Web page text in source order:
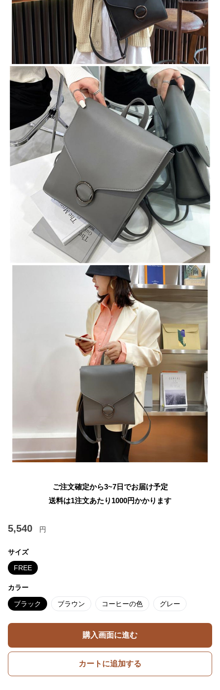
ご注文確定から3~7日でお届け予定
送料は1注文あたり 1000円かかります
5,540 円
サイズ
FREE
カラー
ブラック ブラウン コーヒーの色 グレー
購入画面に進む
カートに追加する